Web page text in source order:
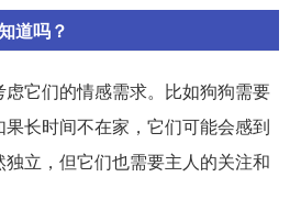
道吗？
它们的情感需求。比如狗狗需要
长时间不在家，它们可能会感到
立，但它们也需要主人的关注和